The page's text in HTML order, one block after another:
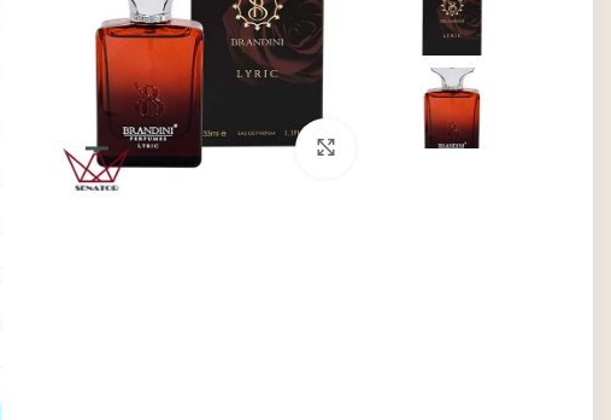
برای بزرگنمایی کلیک کنید